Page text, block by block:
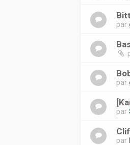
par
par
par
par